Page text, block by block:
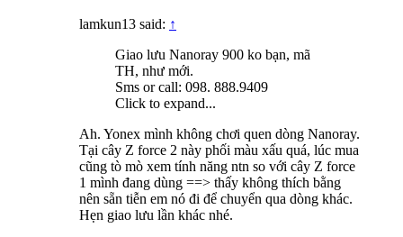
lamkun13 said: ↑
Giao lưu Nanoray 900 ko bạn, mã
TH, như mới.
Sms or call: 098. 888.9409
Click to expand...
Ah. Yonex mình không chơi quen dòng Nanoray.
Tại cây Z force 2 này phối màu xấu quá, lúc mua
cũng tò mò xem tính năng ntn so với cây Z force
1 mình đang dùng ==> thấy không thích bằng
nên sẵn tiễn em nó đi để chuyển qua dòng khác.
Hẹn giao lưu lần khác nhé.